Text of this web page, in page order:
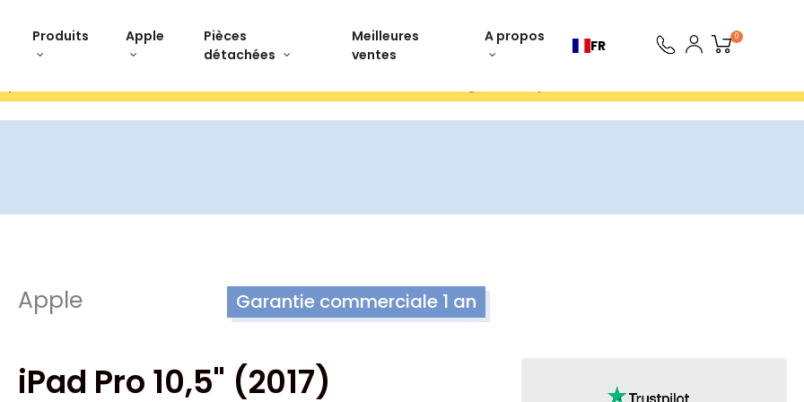
Produits Apple
Pièces
détachées
Meilleures
ventes
A propos
FR
0
Apple Garantie commerciale 1 an
iPad Pro 10,5" (2017)